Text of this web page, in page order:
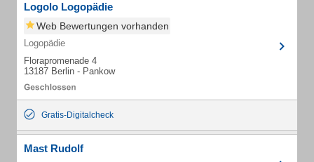
Logolo Logopädie
Web Bewertungen vorhanden
Logopädie
Florapromenade 4
13187 Berlin - Pankow
Gratis-Digitalcheck
Mast Rudolf